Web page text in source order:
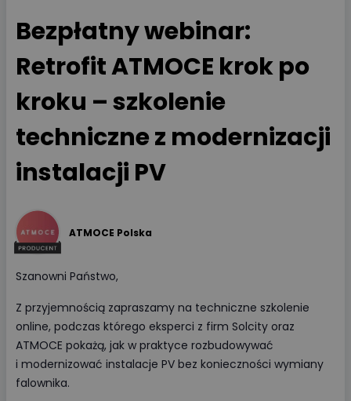
Bezpłatny webinar:
Retrofit ATMOCE krok po
kroku – szkolenie
techniczne z modernizacji
instalacji PV
ATMOCE Polska
Szanowni Państwo,
Z przyjemnością zapraszamy na techniczne szkolenie
online, podczas którego eksperci z firm Solcity oraz
ATMOCE pokażą, jak w praktyce rozbudowywać
i modernizować instalacje PV bez konieczności wymiany
falownika.